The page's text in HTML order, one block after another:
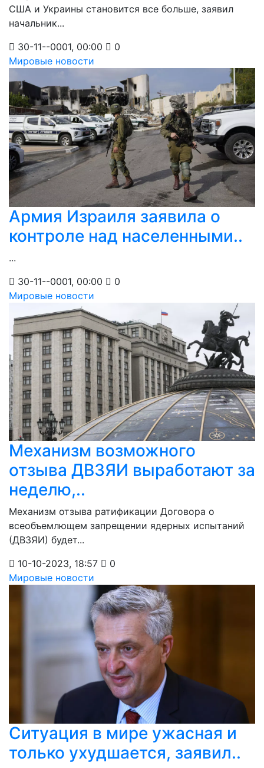
США и Украины становится все больше, заявил
начальник...
30-11--0001, 00:00
0
Мировые новости
Армия Израиля заявила о
контроле над населенными..
...
30-11--0001, 00:00
0
Мировые новости
Механизм возможного
отзыва ДВЗЯИ выработают за
неделю,..
Механизм отзыва ратификации Договора о
всеобъемлющем запрещении ядерных испытаний
(ДВЗЯИ) будет...
10-10-2023, 18:57
0
Мировые новости
Ситуация в мире ужасная и
только ухудшается, заявил..